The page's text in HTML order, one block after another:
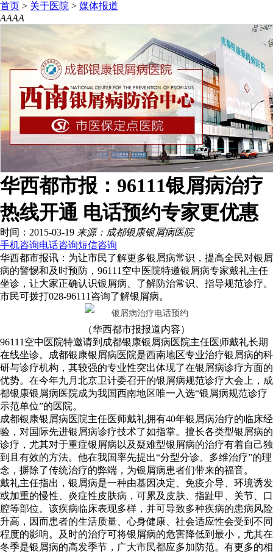
首页 > 关于医院 > 媒体报道
AAAA
华西都市报：96111银屑病治疗
热线开通 电话预约专家更优惠
时间：2015-03-19 来源：成都银康银屑病医院
手机咨询电话咨询短信咨询
华西都市报讯：为让市民了解更多银屑病常识，提高全民对银屑
病的警惕和及时预防，96111空中医院特邀银屑病专家戴礼主任
坐诊，让大家正确认识银屑病、了解防治常识、指导规范诊疗。
市民可拨打028-96111咨询了解银屑病。
（华西都市报报道内容）
96111空中医院特邀请到成都银康银屑病医院主任医师戴礼长期
在线坐诊。成都银康银屑病医院是西南地区专业治疗银屑病的科
研与诊疗机构，其较强的专业性突出体现了在银屑病诊疗方面的
优势。在今年九月北京卫计委召开的银屑病规范诊疗大会上，成
都银康银屑病医院成为我国西南地区唯一入选“银屑病规范诊疗
示范单位”的医院。
成都银康银屑病医院主任医师戴礼拥有40年银屑病治疗的临床经
验，对国际先进银屑病诊疗技术了如指掌。擅长各类型银屑病的
诊疗，尤其对于重症银屑病以及疑难型银屑病的治疗有着自己独
到且有效的方法。他在我国率先提出“分型分诊、多维治疗”的理
念，摒除了传统治疗的弊端，为银屑病患者们带来的福音。
戴礼主任指出，银屑病是一种由基因决定、免疫介导、环境诱发
或加重的慢性、炎症性皮肤病，可累及皮肤、指趾甲、关节、口
腔等部位。该疾病临床表现多样，并可导致多种疾病的患病风险
升高，因而患者的生活质量、心身健康、社会适应性会受到不同
程度的影响。及时的治疗可将银屑病的危害降低到最小，尤其在
冬季是银屑病的高发季节，广大市民都应多加防范。有更多的相